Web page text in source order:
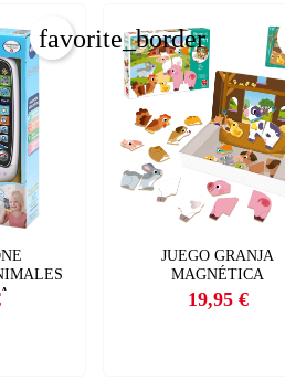
favorite_border
JUEGO GRANJA
MAGNÉTICA
Precio
19,95 €